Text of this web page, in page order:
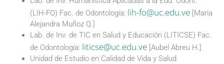
(LIH-FO) Fac. de Odontología: lih-fo@uc.edu.ve [Maria
Alejandra Muñoz Q.]
Lab. de Inv. de TIC en Salud y Educación (LITICSE) Fac.
de Odontología: liticse@uc.edu.ve [Aubel Abreu H.]
Unidad de Estudio en Calidad de Vida y Salud